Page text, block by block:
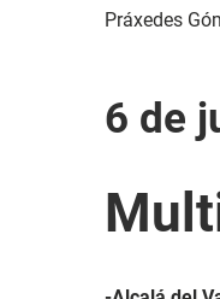
Práxedes
6 de